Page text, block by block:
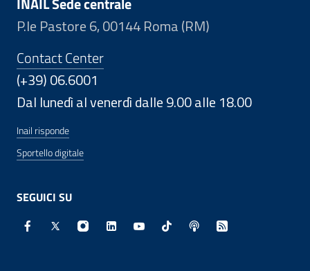
P.le Pastore 6, 00144 Roma (RM)
Contact Center
(+39) 06.6001
Dal lunedì al venerdì dalle 9.00 alle 18.00
Inail risponde
Sportello digitale
SEGUICI SU
Facebook - Sito esterno - Apertura in nuova finestra
X - Sito esterno - Apertura in nuova finestra
Instagram - Sito esterno - Apertura in
Linkedin - Sito esterno - Apertura in
Youtube - Sito esterno -
TikTok - Sito esterno -
Spreaker - Sito
Feed RSS -